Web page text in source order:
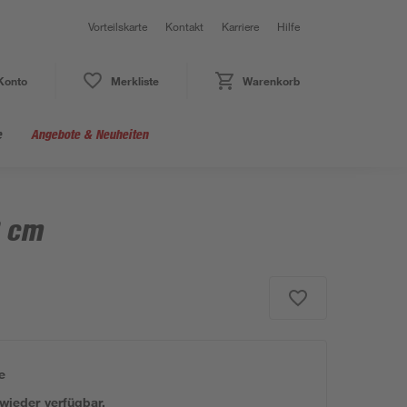
Vorteilskarte Kontakt Karriere Hilfe
Merkliste Warenkorb
Angebote & Neuheiten
cm
verfügbar.